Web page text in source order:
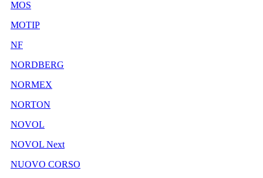
MOS
MOTIP
NF
NORDBERG
NORMEX
NORTON
NOVOL
NOVOL Next
NUOVO CORSO